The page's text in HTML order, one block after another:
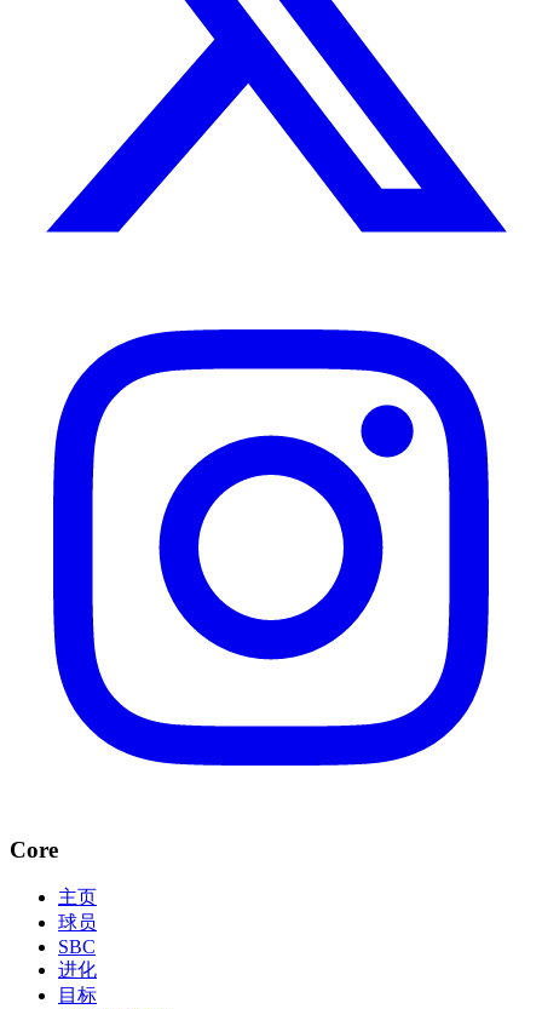
Core
主页
球员
SBC
进化
目标